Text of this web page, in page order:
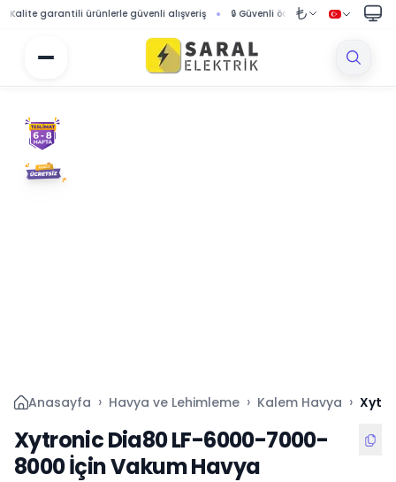
garantili ürünlerle güvenli alışveriş 🔒 Güvenli ödeme sistemi ile korumalı
Anasayfa › Havya ve Lehimleme › Kalem Havya ›
Xytronic Dia80 LF-6000-7000-
8000 İçin Vakum Havya